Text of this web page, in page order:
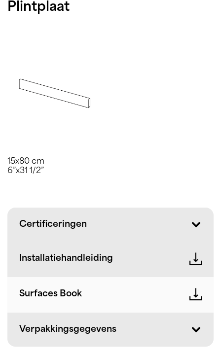
Plintplaat
15x80 cm
6”x31 1/2”
Certificeringen
Installatiehandleiding
Surfaces Book
Verpakkingsgegevens